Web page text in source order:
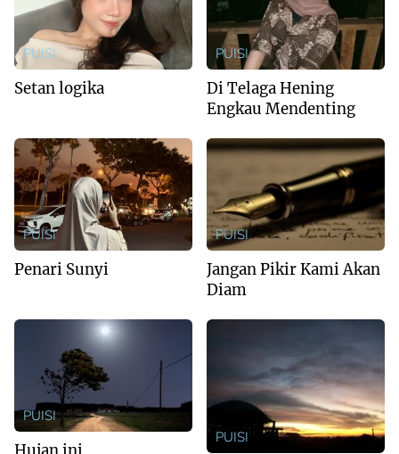
PUISI
Setan logika
PUISI
Di Telaga Hening
Engkau Mendenting
PUISI
Penari Sunyi
PUISI
Jangan Pikir Kami Akan
Diam
PUISI
PUISI